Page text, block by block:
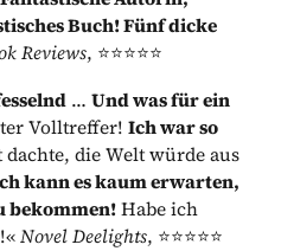
Buch! Fünf dicke
Reviews, ⭐⭐⭐⭐⭐
…Und was für ein
Volltreffer!Ich war so
dachte, die Welt würde aus
kann es kaum erwarten,
bekommen!Habe ich
Novel Deelights, ⭐⭐⭐⭐⭐